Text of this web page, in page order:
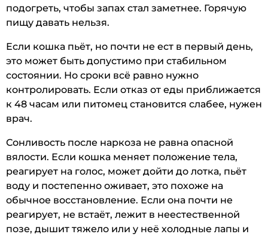
подогреть, чтобы запах стал заметнее. Горячую
пищу давать нельзя.
Если кошка пьёт, но почти не ест в первый день,
это может быть допустимо при стабильном
состоянии. Но сроки всё равно нужно
контролировать. Если отказ от еды приближается
к 48 часам или питомец становится слабее, нужен
врач.
Сонливость после наркоза не равна опасной
вялости. Если кошка меняет положение тела,
реагирует на голос, может дойти до лотка, пьёт
воду и постепенно оживает, это похоже на
обычное восстановление. Если она почти не
реагирует, не встаёт, лежит в неестественной
позе, дышит тяжело или у неё холодные лапы и